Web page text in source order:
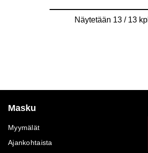
Näytetään 13 / 13 kpl
Masku
Myymälät
Ajankohtaista